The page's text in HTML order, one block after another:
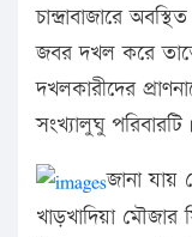
চান্দ্রাবাজারে
জবর দখল করে
দখলকারীদের
সংখ্যালুঘু পরিবারটি।
জানা যায়
খাড়খাদিয়া